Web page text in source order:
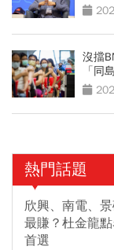
沒擋
「同
熱門話題
欣興、南電、
最賺？杜金龍
首選